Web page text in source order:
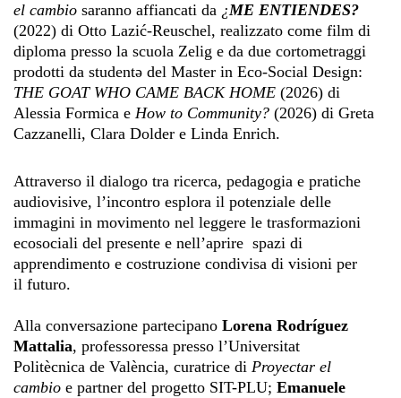
el cambio saranno affiancati da ¿ME ENTIENDES?
(2022) di Otto Lazić-Reuschel, realizzato come film di
diploma presso la scuola Zelig e da due cortometraggi
prodotti da studentə del Master in Eco-Social Design:
THE GOAT WHO CAME BACK HOME (2026) di
Alessia Formica e How to Community? (2026) di Greta
Cazzanelli, Clara Dolder e Linda Enrich.
Attraverso il dialogo tra ricerca, pedagogia e pratiche
audiovisive, l’incontro esplora il potenziale delle
immagini in movimento nel leggere le trasformazioni
ecosociali del presente e nell’aprire spazi di
apprendimento e costruzione condivisa di visioni per
il futuro.
Alla conversazione partecipano Lorena Rodríguez
Mattalia, professoressa presso l’Universitat
Politècnica de València, curatrice di Proyectar el
cambio e partner del progetto SIT-PLU; Emanuele